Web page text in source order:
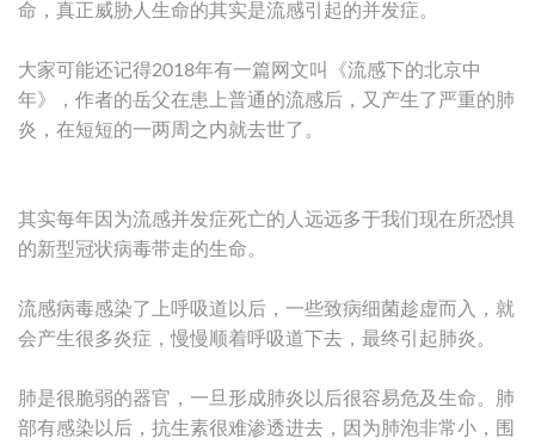
命，真正威胁人生命的其实是流感引起的并发症。
大家可能还记得2018年有一篇网文叫《流感下的北京中
年》，作者的岳父在患上普通的流感后，又产生了严重的肺
炎，在短短的一两周之内就去世了。
其实每年因为流感并发症死亡的人远远多于我们现在所恐惧
的新型冠状病毒带走的生命。
流感病毒感染了上呼吸道以后，一些致病细菌趁虚而入，就
会产生很多炎症，慢慢顺着呼吸道下去，最终引起肺炎。
肺是很脆弱的器官，一旦形成肺炎以后很容易危及生命。肺
部有感染以后，抗生素很难渗透进去，因为肺泡非常小，围